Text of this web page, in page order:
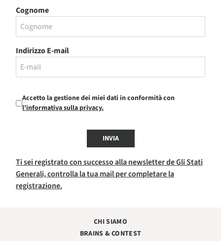
Cognome
Indirizzo E-mail
Accetto la gestione dei miei dati in conformità con
l'informativa sulla privacy.
INVIA
Ti sei registrato con successo alla newsletter de Gli Stati
Generali, controlla la tua mail per completare la
registrazione.
CHI SIAMO
BRAINS & CONTEST